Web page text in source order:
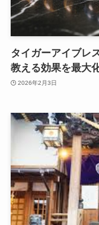
タイガーアイブレ
教える効果を最大
2026年2月3日